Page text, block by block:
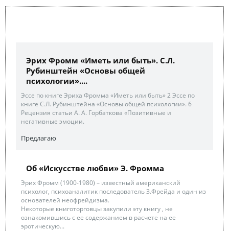
Эрих Фромм «Иметь или быть». С.Л.
Рубинштейн «Основы общей
психологии»....
Эссе по книге Эриха Фромма «Иметь или быть» 2 Эссе по
книге С.Л. Рубинштейна «Основы общей психологии». 6
Рецензия статьи А. А. Горбаткова «Позитивные и
негативные эмоции.
Предлагаю
Об «Искусстве любви» Э. Фромма
Эрих Фромм (1900-1980) – известный американский
психолог, психоаналитик последователь З.Фрейда и один из
основателей неофрейдизма.
Некоторые книготорговцы закупили эту книгу , не
ознакомившись с ее содержанием в расчете на ее
эротическую...